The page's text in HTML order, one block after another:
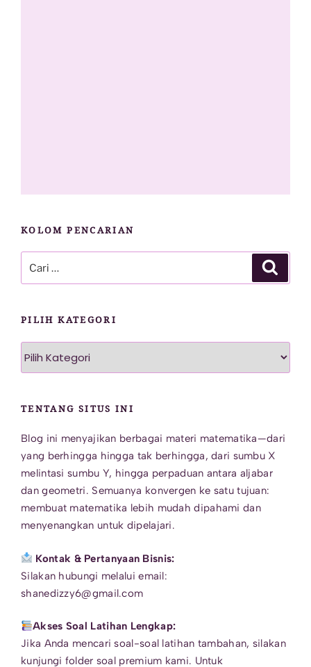
KOLOM PENCARIAN
PILIH KATEGORI
TENTANG SITUS INI
Blog ini menyajikan berbagai materi matematika—dari
yang berhingga hingga tak berhingga, dari sumbu X
melintasi sumbu Y, hingga perpaduan antara aljabar
dan geometri. Semuanya konvergen ke satu tujuan:
membuat matematika lebih mudah dipahami dan
menyenangkan untuk dipelajari.
Kontak & Pertanyaan Bisnis:
Silakan hubungi melalui email:
shanedizzy6@gmail.com
Akses Soal Latihan Lengkap:
Jika Anda mencari soal-soal latihan tambahan, silakan
kunjungi folder soal premium kami. Untuk